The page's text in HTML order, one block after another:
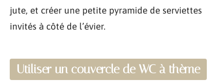
jute, et créer une petite pyramide de serviettes
invités à côté de l’évier.
Utiliser un couvercle de WC à thème